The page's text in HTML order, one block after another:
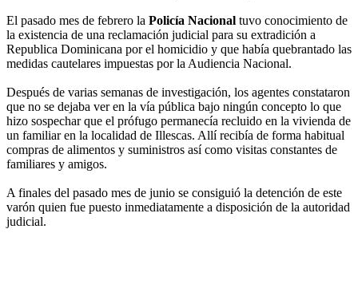
El pasado mes de febrero la Policía Nacional tuvo conocimiento de
la existencia de una reclamación judicial para su extradición a
Republica Dominicana por el homicidio y que había quebrantado las
medidas cautelares impuestas por la Audiencia Nacional.
Después de varias semanas de investigación, los agentes constataron
que no se dejaba ver en la vía pública bajo ningún concepto lo que
hizo sospechar que el prófugo permanecía recluido en la vivienda de
un familiar en la localidad de Illescas. Allí recibía de forma habitual
compras de alimentos y suministros así como visitas constantes de
familiares y amigos.
A finales del pasado mes de junio se consiguió la detención de este
varón quien fue puesto inmediatamente a disposición de la autoridad
judicial.